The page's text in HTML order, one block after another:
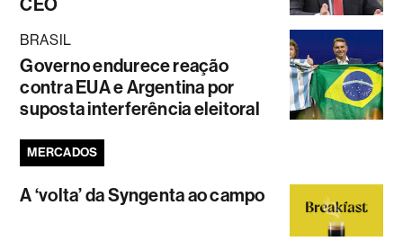
BRASIL
Governo endurece reação
contra EUA e Argentina por
suposta interferência eleitoral
MERCADOS
A ‘volta’ da Syngenta ao campo